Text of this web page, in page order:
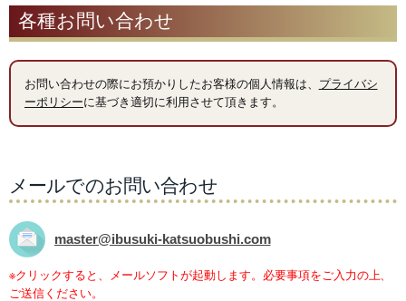
各種お問い合わせ
お問い合わせの際にお預かりしたお客様の個人情報は、 プライバシ
ーポリシーに基づき適切に利用させて頂きます。
メールでのお問い合わせ
master@ibusuki-katsuobushi.com
※クリックすると、メールソフトが起動します。必要事項をご入力の上、
ご送信ください。